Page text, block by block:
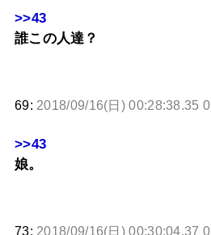
>>43
誰この人達？
69: 2018/09/16(日) 00:28:38.35 0
>>43
娘。
73: 2018/09/16(日) 00:30:04.37 0